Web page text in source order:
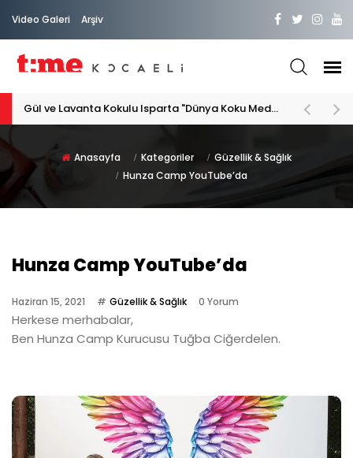
Video Galeri Arşiv
PATİLİ DOSTA HAYATIMIZA "HOŞ GELDİN" DİYORSAK
Anasayfa Kategoriler
Güzellik & Sağlık
Hunza Camp YouTube’da
Hunza Camp YouTube’da
Haziran 15, 2021 Güzellik & Sağlık 0 Yorum
Herkese merhabalar,
Ben Hunza Camp Kurucusu Tuğba Ciğerdelen.